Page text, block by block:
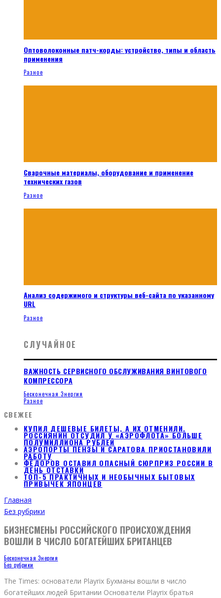
Оптоволоконные патч-корды: устройство, типы и область
применения
Разное
Сварочные материалы, оборудование и применение
технических газов
Разное
Анализ содержимого и структуры веб-сайта по указанному
URL
Разное
СЛУЧАЙНОЕ
ВАЖНОСТЬ СЕРВИСНОГО ОБСЛУЖИВАНИЯ ВИНТОВОГО
КОМПРЕССОРА
Бесконечная Энергия
Разное
СВЕЖЕЕ
КУПИЛ ДЕШЕВЫЕ БИЛЕТЫ, А ИХ ОТМЕНИЛИ.
РОССИЯНИН ОТСУДИЛ У «АЭРОФЛОТА» БОЛЬШЕ
ПОЛУМИЛЛИОНА РУБЛЕЙ
АЭРОПОРТЫ ПЕНЗЫ И САРАТОВА ПРИОСТАНОВИЛИ
РАБОТУ
ФЁДОРОВ ОСТАВИЛ ОПАСНЫЙ СЮРПРИЗ РОССИИ В
ДЕНЬ ОТСТАВКИ
ТОП-5 ПРАКТИЧНЫХ И НЕОБЫЧНЫХ БЫТОВЫХ
ПРИВЫЧЕК ЯПОНЦЕВ
Главная
Без рубрики
БИЗНЕСМЕНЫ РОССИЙСКОГО ПРОИСХОЖДЕНИЯ
ВОШЛИ В ЧИСЛО БОГАТЕЙШИХ БРИТАНЦЕВ
Бесконечная Энергия
Без рубрики
The Times: основатели Playrix Бухманы вошли в число
богатейших людей Британии Основатели Playrix братья